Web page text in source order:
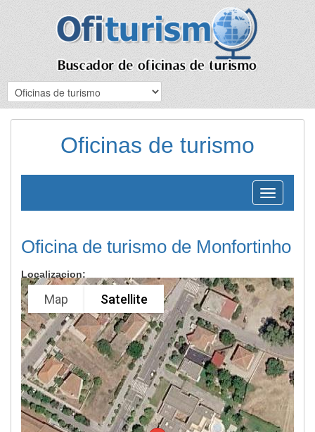
Oficinas de turismo
Toggle
navigation
Oficina de turismo de Monfortinho
Localizacion:
Map Satellite